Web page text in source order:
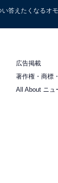
答えたくなるオ
広告掲載
著作権・商標
All About ニュ